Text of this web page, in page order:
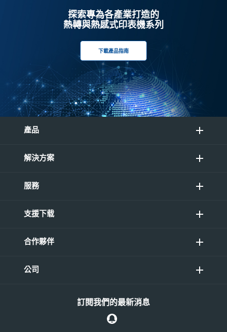
探索專為各產業打造的
熱轉與熱感式印表機系列
下載產品指南
產品
解決方案
服務
支援下载
合作夥伴
公司
訂閱我們的最新消息